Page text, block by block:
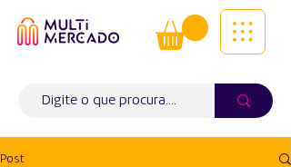
Tudo num só lugar! | Entregas ao
domicílio
Post